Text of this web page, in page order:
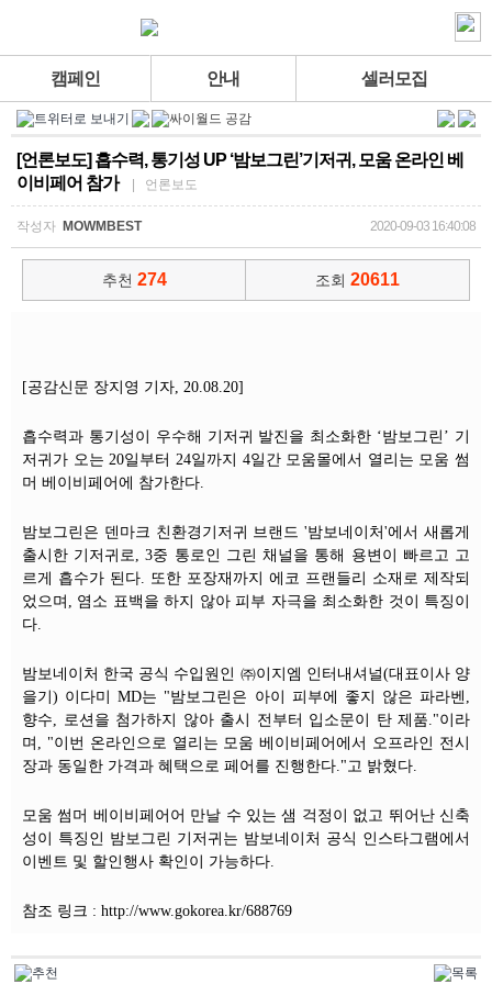
캠페인 안내 셀러모집
[언론보도] 흡수력, 통기성 UP ‘밤보그린’기저귀, 모움 온라인 베
이비페어 참가
| 언론보도
작성자 MOWMBEST 2020-09-03 16:40:08
추천 274 조회 20611
[공감신문 장지영 기자, 20.08.20]
흡수력과 통기성이 우수해 기저귀 발진을 최소화한 ‘밤보그린’ 기
저귀가 오는 20일부터 24일까지 4일간 모움몰에서 열리는 모움 썸
머 베이비페어에 참가한다.
밤보그린은 덴마크 친환경기저귀 브랜드 '밤보네이처'에서 새롭게
출시한 기저귀로, 3중 통로인 그린 채널을 통해 용변이 빠르고 고
르게 흡수가 된다. 또한 포장재까지 에코 프랜들리 소재로 제작되
었으며, 염소 표백을 하지 않아 피부 자극을 최소화한 것이 특징이
다.
밤보네이처 한국 공식 수입원인 ㈜이지엠 인터내셔널(대표이사 양
을기) 이다미 MD는 "밤보그린은 아이 피부에 좋지 않은 파라벤,
향수, 로션을 첨가하지 않아 출시 전부터 입소문이 탄 제품."이라
며, "이번 온라인으로 열리는 모움 베이비페어에서 오프라인 전시
장과 동일한 가격과 혜택으로 페어를 진행한다."고 밝혔다.
모움 썸머 베이비페어어 만날 수 있는 샘 걱정이 없고 뛰어난 신축
성이 특징인 밤보그린 기저귀는 밤보네이처 공식 인스타그램에서
이벤트 및 할인행사 확인이 가능하다.
참조 링크 : http://www.gokorea.kr/688769